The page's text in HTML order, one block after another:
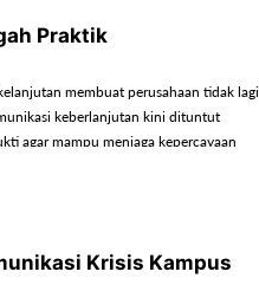
Praktik
membuat perusahaan tidak lagi
keberlanjutan kini dituntut
agar mampu menjaga kepercayaan
Krisis Kampus